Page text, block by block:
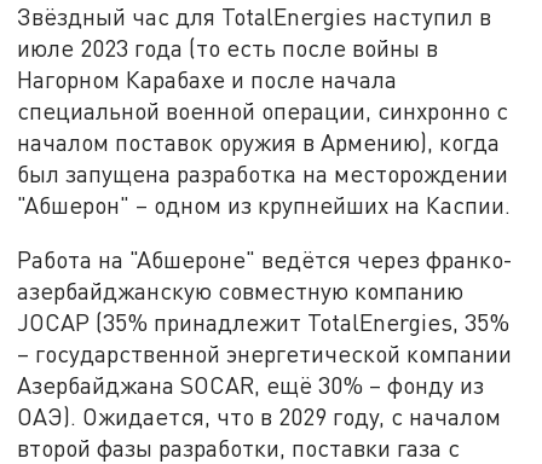
Звёздный час для TotalEnergies наступил в
июле 2023 года (то есть после войны в
Нагорном Карабахе и после начала
специальной военной операции, синхронно с
началом поставок оружия в Армению), когда
был запущена разработка на месторождении
"Абшерон" – одном из крупнейших на Каспии.
Работа на "Абшероне" ведётся через франко-
азербайджанскую совместную компанию
JOCAP (35% принадлежит TotalEnergies, 35%
– государственной энергетической компании
Азербайджана SOCAR, ещё 30% – фонду из
ОАЭ). Ожидается, что в 2029 году, с началом
второй фазы разработки, поставки газа с